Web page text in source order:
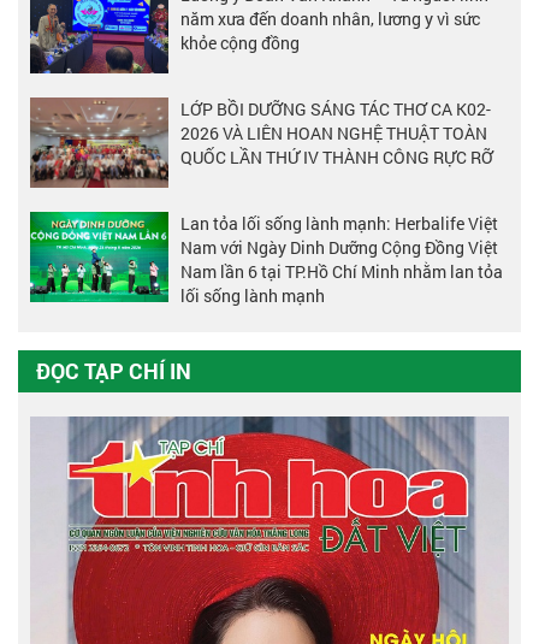
năm xưa đến doanh nhân, lương y vì sức
khỏe cộng đồng
LỚP BỒI DƯỠNG SÁNG TÁC THƠ CA K02-
2026 VÀ LIÊN HOAN NGHỆ THUẬT TOÀN
QUỐC LẦN THỨ IV THÀNH CÔNG RỰC RỠ
Lan tỏa lối sống lành mạnh: Herbalife Việt
Nam với Ngày Dinh Dưỡng Cộng Đồng Việt
Nam lần 6 tại TP.Hồ Chí Minh nhằm lan tỏa
lối sống lành mạnh
ĐỌC TẠP CHÍ IN